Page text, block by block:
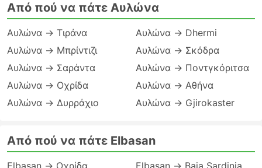
Από πού να πάτε Αυλώνα
Αυλώνα → Τιράνα
Αυλώνα → Μπρίντιζι
Αυλώνα → Σαράντα
Αυλώνα → Οχρίδα
Αυλώνα → Δυρράχιο
Αυλώνα → Dhermi
Αυλώνα → Σκόδρα
Αυλώνα → Ποντγκόριτσα
Αυλώνα → Αθήνα
Αυλώνα → Gjirokaster
Από πού να πάτε Elbasan
Elbasan → Οχρίδα
Elbasan → Baja Sardinia